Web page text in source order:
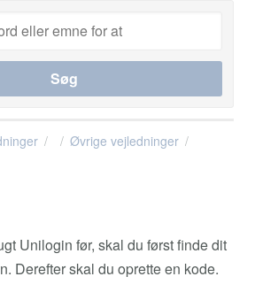
Øvrige vejledninger
Unilogin før, skal du først finde dit
Derefter skal du oprette en kode.